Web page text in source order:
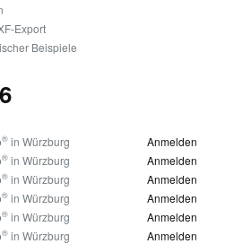
Export
Beispiele
® in Würzburg Anmelden
® in Würzburg Anmelden
® in Würzburg Anmelden
® in Würzburg Anmelden
® in Würzburg Anmelden
® in Würzburg Anmelden